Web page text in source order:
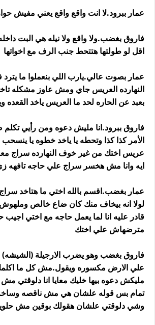
عمار ببرود.لا انت واقع واقع يعني مفيش
فاروق بغضب.ولا واقع ولا نيله هي البت
اقل لو طولتها هتتحط جنب الرف مع اخواتها
عمار بصوت عالي.يارب اللي بنعملوا ما يترد
النهارده العريس جاي ومش عاوز مشكله
بعبد عن الحاره لحد ما العريس ياخد القعده
فاروق ببرود.انا مليش دعوه ومن رأيي تكلم
الأمر كذا كذا وتحطه يا ياخد خطوه يا
عريس اختك من غير خوف النهارده سراج
ايه وانا مش هخسر سراج علي حاجه تافهه
عمار بغضب.اقسم بالله اختي ما هتاخد
لولا انه بيخاف منك كان ضاع خالص
قادر عليه انا لما يعمل حاجه مع اختي
مترضهاش علي اختك
فاروق بغضب وهو يضرب الارجيلة (الشيشه)
علي الارض مكسوره ويقول.مش كل ما
مليكش دعوه بيها خليك معايا انا دلوقتي مش
تمام بس قوله علشان هي مش ناقصه
وشي دلوقتي علشان هقولك بوقين مش